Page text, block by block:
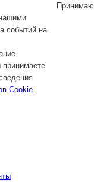
событий на
принимаете
Cookie.
Принимаю